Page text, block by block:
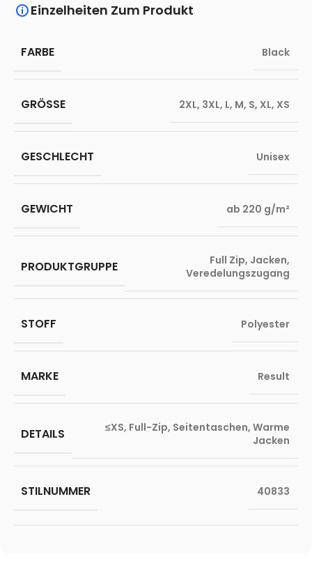
Einzelheiten Zum Produkt
FARBE Black
GRÖSSE 2XL, 3XL, L, M, S, XL, XS
GESCHLECHT Unisex
GEWICHT ab 220 g/m²
PRODUKTGRUPPE Full Zip, Jacken,
Veredelungszugang
STOFF Polyester
MARKE Result
DETAILS ≤XS, Full-Zip, Seitentaschen, Warme
Jacken
STILNUMMER 40833